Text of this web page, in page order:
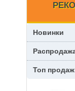
Новинки
Топ продаж